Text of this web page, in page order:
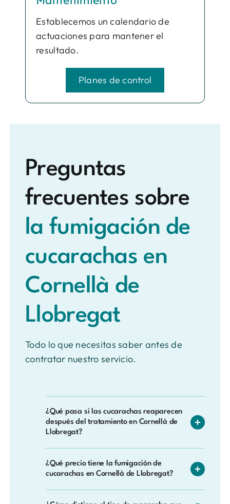
Establecemos un calendario de
actuaciones para mantener el
resultado.
Planes de control
Preguntas
frecuentes sobre
la fumigación de
cucarachas en
Cornellà de
Llobregat
Todo lo que necesitas saber antes de
contratar nuestro servicio.
¿Qué pasa si las cucarachas reaparecen
después del tratamiento en Cornellà de
Llobregat?
el periodo cubierto detecta de nuevo
actividad de cucarachas en la zona tratada,
volvemos a intervenir sin ningún coste
¿Qué precio tiene la fumigación de
cucarachas en Cornellà de Llobregat?